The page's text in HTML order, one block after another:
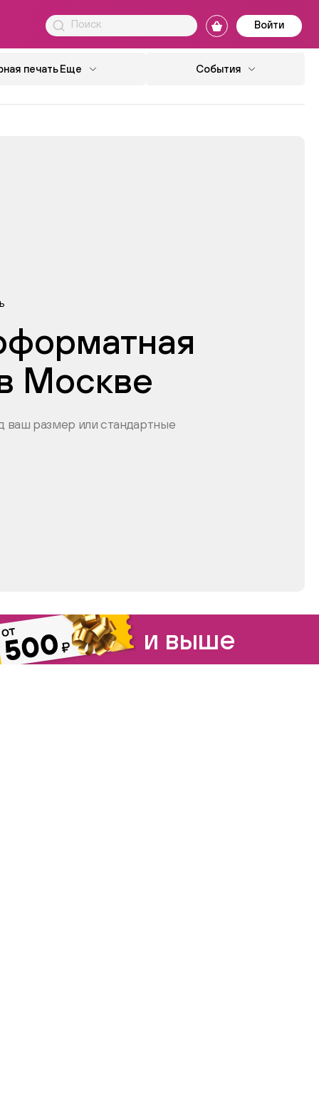
Войти
печать Еще События
Москве
размер или стандартные
и выше